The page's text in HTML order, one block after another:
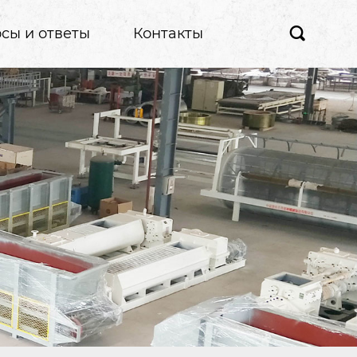
и ответы Контакты 